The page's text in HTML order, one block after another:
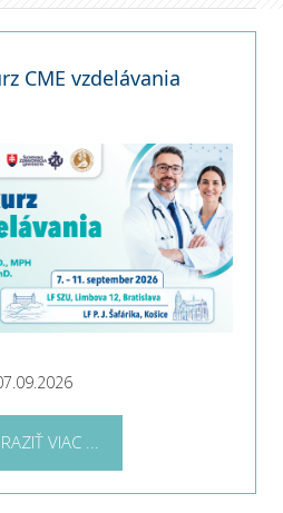
CME vzdelávania
VIAC ...